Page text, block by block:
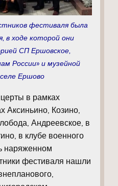
фестиваля была
в ходе которой они
СП Ершовское,
России» и музейной
Ершово
в рамках
Аксиньино, Козино,
Андреевское, в
в клубе военного
наряженном
фестиваля нашли